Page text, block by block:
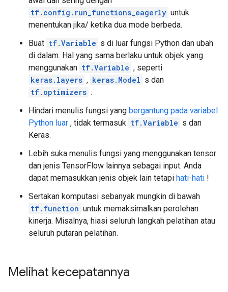
        type: DT_BOOL
      }
      output_arg {
        type: DT_INT32
      }
    }
    node_def {
      name: "cond/Const"
      op: "Const"
        key: "dtype"
        value {
          type: DT_BOOL
      }
      attr {
        key: "value"
          tensor {
            dtype: DT_BOOL
            tensor_shape {
            }
            bool_val: true
      }
    }
tf.config.run_functions_eagerly untuk
menentukan jika/ ketika dua mode berbeda.
Buat tf.Variable s di luar fungsi Python dan ubah
di dalam. Hal yang sama berlaku untuk objek yang
menggunakan tf.Variable , seperti
keras.layers , keras.Model s dan
tf.optimizers .
Hindari menulis fungsi yang bergantung pada variabel
Python luar , tidak termasuk tf.Variable s dan
Keras.
Lebih suka menulis fungsi yang menggunakan tensor
dan jenis TensorFlow lainnya sebagai input. Anda
dapat memasukkan jenis objek lain tetapi hati-hati !
Sertakan komputasi sebanyak mungkin di bawah
tf.function untuk memaksimalkan perolehan
kinerja. Misalnya, hiasi seluruh langkah pelatihan atau
seluruh putaran pelatihan.
Melihat kecepatannya